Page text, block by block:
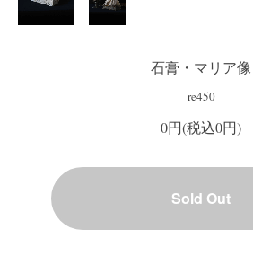
石膏・マリア像
re450
0円(税込0円)
Sold Out